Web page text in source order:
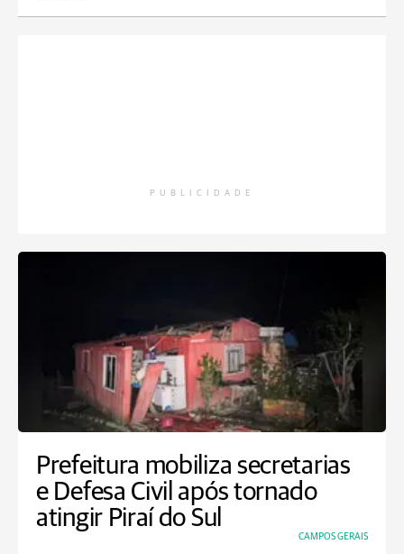
PUBLICIDADE
Prefeitura mobiliza secretarias
e Defesa Civil após tornado
atingir Piraí do Sul
CAMPOS GERAIS